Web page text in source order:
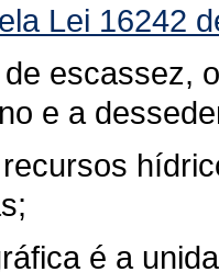
Lei 16242
escassez,
e a
é a